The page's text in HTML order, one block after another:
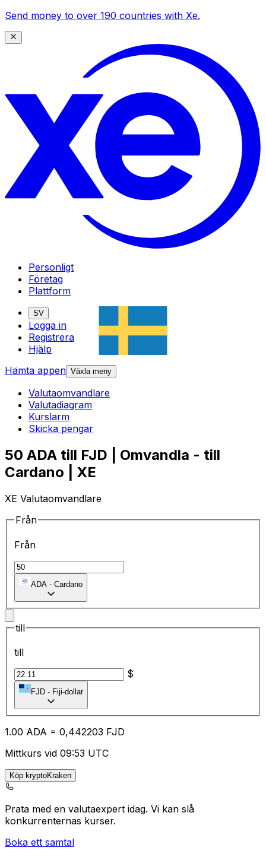
Send money to over 190 countries with Xe.
Personligt
Företag
Plattform
SV
Logga in
Registrera
Hjälp
Hämta appen Växla meny
Valutaomvandlare
Valutadiagram
Kurslarm
Skicka pengar
50 ADA till FJD | Omvandla - till
Cardano | XE
XE Valutaomvandlare
Från
Från
ADA - Cardano
till
till
$
FJD - Fiji-dollar
1.00 ADA = 0,442203 FJD
Mittkurs vid 09:53 UTC
Köp kryptoKraken
Prata med en valutaexpert idag. Vi kan slå
konkurrenternas kurser.
Boka ett samtal